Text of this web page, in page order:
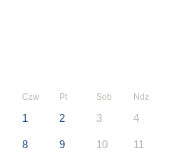
Czw Pt Sob Ndz
1 2 3 4
8 9 10 11